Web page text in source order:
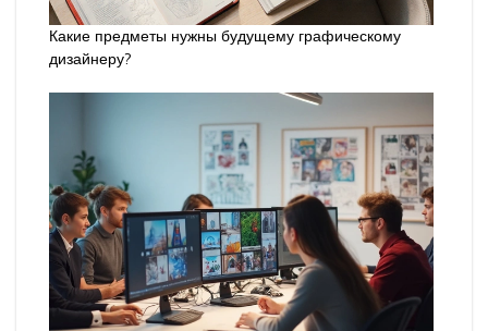
Какие предметы нужны будущему графическому
дизайнеру?